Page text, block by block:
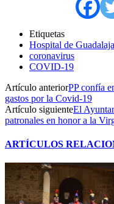
Etiquetas
Hospital de
coronavirus
COVID-19
Artículo anteriorPP confía
gastos por la Covid-19
Artículo siguienteEl
patronales en honor a la
ARTÍCULOS